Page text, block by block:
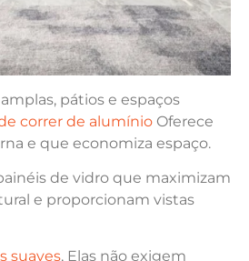
pátios e espaços
correr de alumínio Oferece
e que economiza espaço.
de vidro que maximizam
e proporcionam vistas
suaves, Elas não exigem